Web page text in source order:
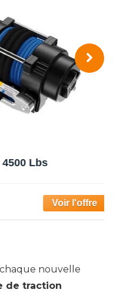
Lbs
nouvelle
de traction